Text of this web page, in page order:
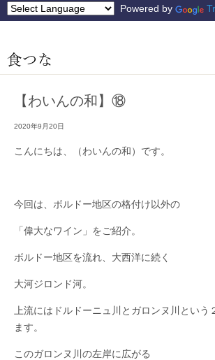
Powered by
【わいんの和】⑱
2020年9月20日
こんにちは、（わいんの和）です。
今回は、ボルドー地区の格付け以外の
「偉大なワイン」をご紹介。
ボルドー地区を流れ、大西洋に続く
大河ジロンド河。
上流にはドルドーニュ川とガロンヌ川という
ます。
このガロンヌ川の左岸に広がる